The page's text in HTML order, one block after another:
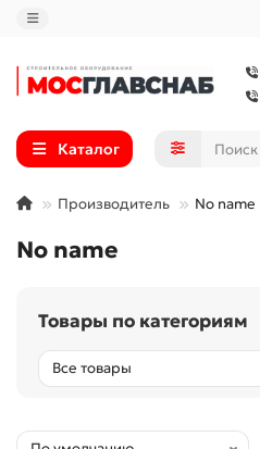
Каталог
Производитель No name
No name
Товары по категориям